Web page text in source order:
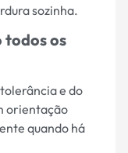
sozinha.
todos os
e do
orientação
quando há